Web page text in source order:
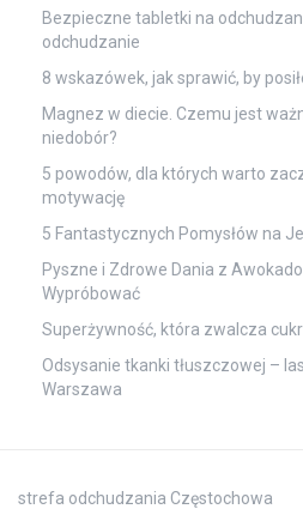
Bezpieczne tabletki na
odchudzanie
8 wskazówek, jak sprawić, by
Magnez w diecie. Czemu jest
niedobór?
5 powodów, dla których warto
motywację
5 Fantastycznych Pomysłów na
Pyszne i Zdrowe Dania z
Wypróbować
Superżywność, która zwalcza
Odsysanie tkanki tłuszczowej –
Warszawa
strefa odchudzania Częstochowa